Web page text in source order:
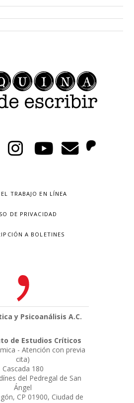
EL TRABAJO EN LÍNEA
DE PRIVACIDAD
A BOLETINES
y Psicoanálisis A.C.
de Estudios Críticos
- Atención con previa
cita)
Cascada 180
del Pedregal de San
Ángel
CP 01900, Ciudad de